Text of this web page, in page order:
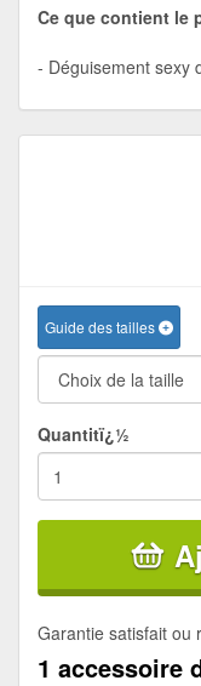
Ce que contient le
Déguisement sexy
Guide des tailles
Quantitï¿½
Garantie satisfait ou
1 accessoire